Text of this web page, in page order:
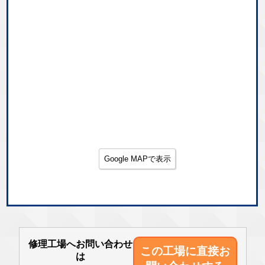
Google MAPで表示
修理工場へお問い合わせ
は
この工場に直接お